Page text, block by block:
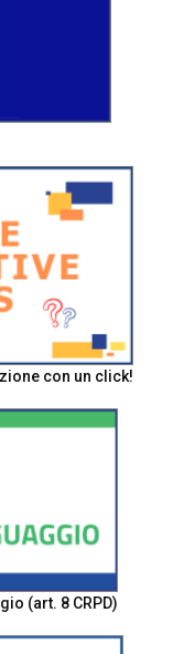
con un click!
(art. 8 CRPD)